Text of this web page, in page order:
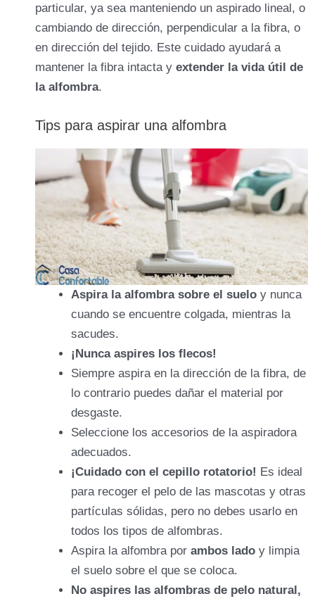
particular, ya sea manteniendo un aspirado lineal, o
cambiando de dirección, perpendicular a la fibra, o
en dirección del tejido. Este cuidado ayudará a
mantener la fibra intacta y extender la vida útil de
la alfombra.
Tips para aspirar una alfombra
Aspira la alfombra sobre el suelo y nunca
cuando se encuentre colgada, mientras la
sacudes.
¡Nunca aspires los flecos!
Siempre aspira en la dirección de la fibra, de
lo contrario puedes dañar el material por
desgaste.
Seleccione los accesorios de la aspiradora
adecuados.
¡Cuidado con el cepillo rotatorio! Es ideal
para recoger el pelo de las mascotas y otras
partículas sólidas, pero no debes usarlo en
todos los tipos de alfombras.
Aspira la alfombra por ambos lado y limpia
el suelo sobre el que se coloca.
No aspires las alfombras de pelo natural,